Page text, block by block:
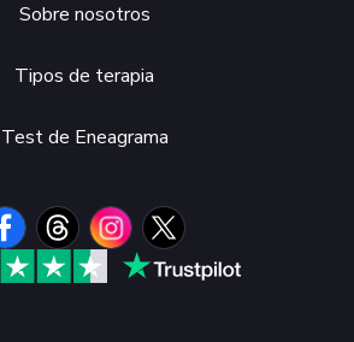
Sobre nosotros
Tipos de terapia
Test de Eneagrama